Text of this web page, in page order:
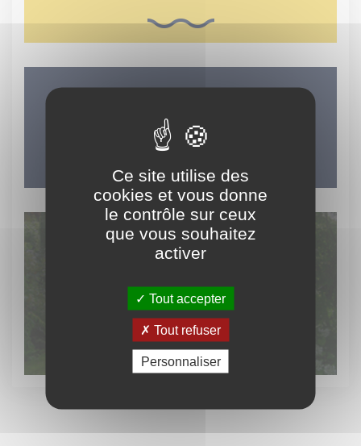
DU TERRITOIRE
Découvrez
le patrimoine vert
Ce site utilise des
cookies et vous donne
le contrôle sur ceux
que vous souhaitez
activer
Tout accepter
Tout refuser
Personnaliser